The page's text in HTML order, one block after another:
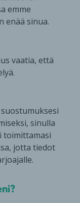
emme
enää sinua.
vaatia, että
sinulla
toimittamasi
jotta tiedot